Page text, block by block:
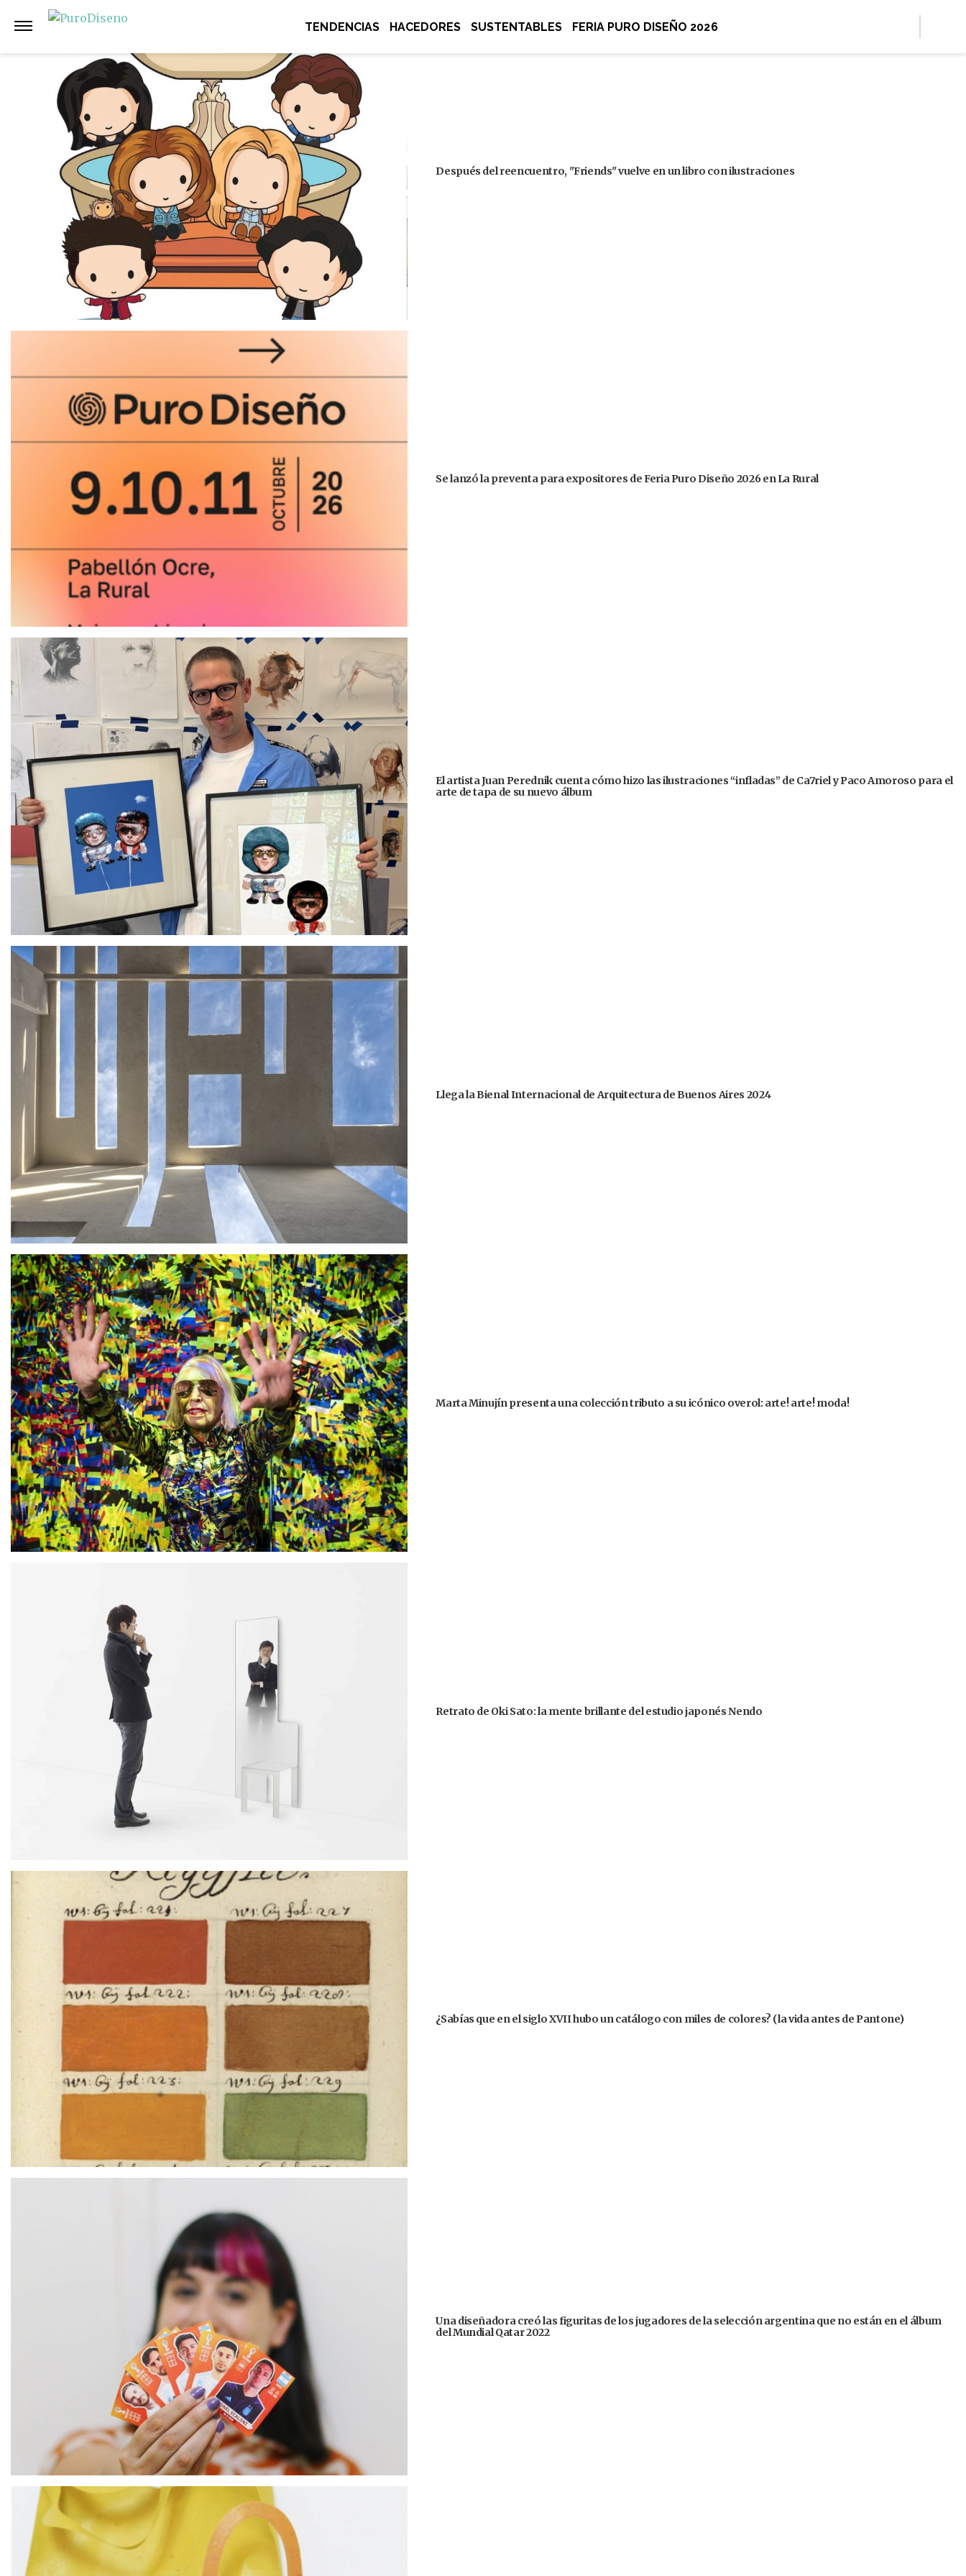
TENDENCIAS HACEDORES SUSTENTABLES FERIA PURO DISEÑO 2026
Anterior
Después del reencuentro, "Friends" vuelve en un libro con ilustraciones
Se lanzó la preventa para expositores de Feria Puro Diseño 2026 en La Rural
El artista Juan Perednik cuenta cómo hizo las ilustraciones “infladas” de Ca7riel y Paco Amoroso para el
arte de tapa de su nuevo álbum
Llega la Bienal Internacional de Arquitectura de Buenos Aires 2024
Marta Minujín presenta una colección tributo a su icónico overol: arte! arte! moda!
Retrato de Oki Sato: la mente brillante del estudio japonés Nendo
¿Sabías que en el siglo XVII hubo un catálogo con miles de colores? (la vida antes de Pantone)
Una diseñadora creó las figuritas de los jugadores de la selección argentina que no están en el álbum
del Mundial Qatar 2022
Siguiente